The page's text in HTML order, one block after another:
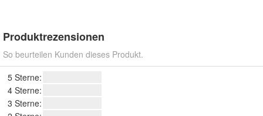
Produktrezensionen
So beurteilen Kunden dieses Produkt.
5 Sterne:
4 Sterne:
3 Sterne: